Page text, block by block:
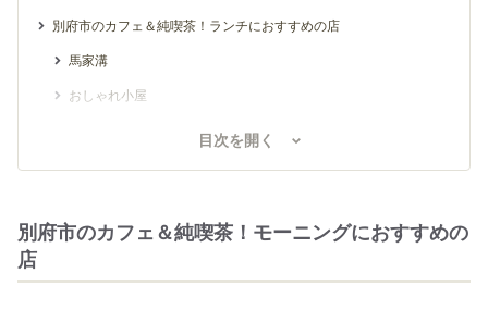
別府市のカフェ＆純喫茶！ランチにおすすめの店
馬家溝
おしゃれ小屋
喫茶なつめ
目次を開く
別府市のカフェ＆純喫茶！モーニングにおすすめの
店